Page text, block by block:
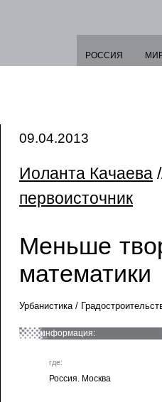
РОССИЯ
09.04.2013
Иоланта Качаева
первоисточник
Меньше
математики
Урбанистика /
информация:
где:
Россия. Москва